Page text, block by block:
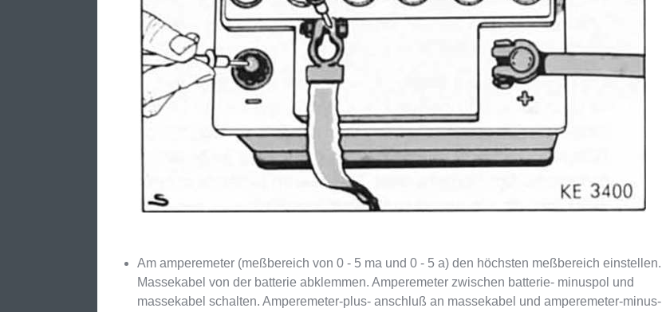
Am amperemeter (meßbereich von 0 - 5 ma und 0 - 5 a) den höchsten meßbereich einstellen.
Massekabel von der batterie abklemmen. Amperemeter zwischen batterie- minuspol und
massekabel schalten. Amperemeter-plus- anschluß an massekabel und amperemeter-minus-